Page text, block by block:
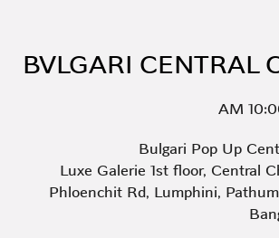
BVLGARI CENTRAL
10:00
Bulgari Pop Up
Luxe Galerie 1st floor, Central
Phloenchit Rd, Lumphini,